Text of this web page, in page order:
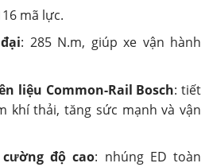
mã lực.
: 285 N.m, giúp xe vận hành
liệu Common-Rail Bosch: tiết
khí thải, tăng sức mạnh và vận
độ cao: nhúng ED toàn